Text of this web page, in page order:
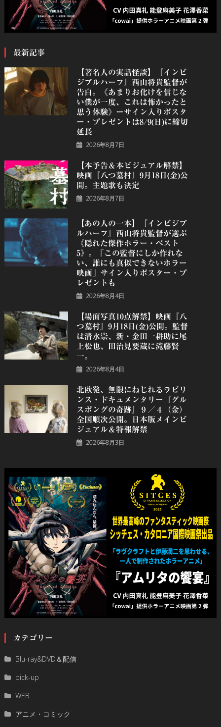
最新記事
【著名人の実話怪談】『インビ
ジブルハーフ』⻄⼭将貴監督が
告白。《あまりお化けを信じな
い僕が一度、これは怖かったと
思う体験》ーサイン入りポスタ
ー・プレゼントは8/9(日)に締切
延長
2026年8月7日
【本予告＆本ビジュアル解禁】
映画『八つ墓村』9月18日(金)公
開。主題歌も決定
2026年8月7日
【あの人の一本】『インビジブ
ルハーフ』⻄⼭将貴監督が選ぶ
《隠れた傑作ホラー・ベスト
5》。「この監督にしか作れな
い、誰にも真似できないホラー
映画」サイン入りポスター・プ
レゼントも
2026年8月4日
【場面写真10点解禁】映画『八
つ墓村』9月18日(金)公開。監督
は清水崇、新・金田一耕助に尾
上松也、田治見要蔵に滝藤賢
一。
2026年8月4日
北欧発、無限にねじれるラビリ
ンス・ドキュメンタリー『グル
スポングの奇跡』９／４（金）
全国順次公開。日本版メインビ
ジュアル＆特報解禁
2026年8月3日
カテゴリー
Blu-ray&DVD＆配信
pick-up
WEB
アニメ・コミック